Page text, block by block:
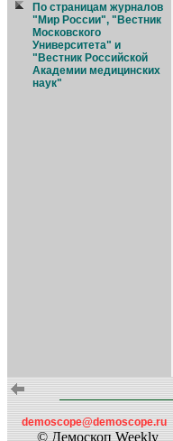
По страницам журналов
"Мир России", "Вестник
Московского
Университета" и
"Вестник Российской
Академии медицинских
наук"
demoscope@demoscope.ru
© Демоскоп Weekly